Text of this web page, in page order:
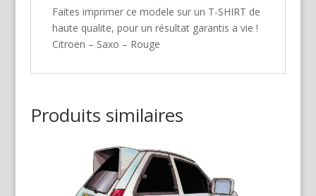
Faites imprimer ce modele sur un T-SHIRT de
haute qualite, pour un résultat garantis a vie !
Citroen – Saxo – Rouge
Produits similaires